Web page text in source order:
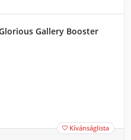
Gallery Booster
 Kívánságlista